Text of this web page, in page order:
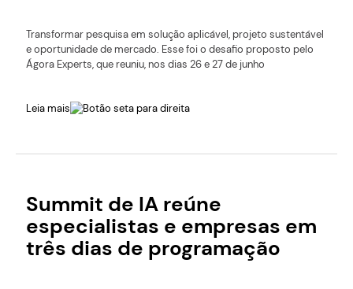
Transformar pesquisa em solução aplicável, projeto sustentável
e oportunidade de mercado. Esse foi o desafio proposto pelo
Ágora Experts, que reuniu, nos dias 26 e 27 de junho
Leia mais
Summit de IA reúne
especialistas e empresas em
três dias de programação